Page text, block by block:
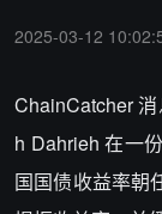
2025-03-12
ChainCatcher
h Dahrieh 在一
国国债收益率朝